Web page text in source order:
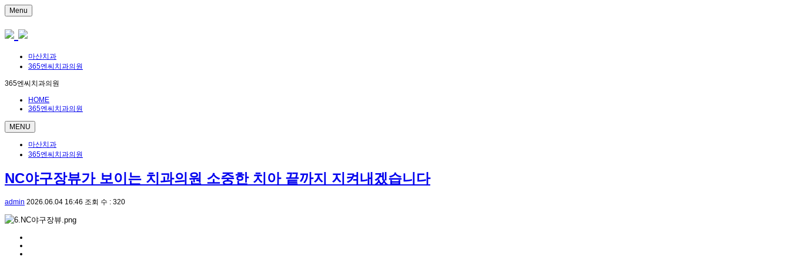
Menu
마산치과
365엔씨치과의원
365엔씨치과의원
HOME
365엔씨치과의원
MENU
마산치과
365엔씨치과의원
NC야구장뷰가 보이는 치과의원 소중한 치아 끝까지 지켜내겠습니다
admin 2026.06.04 16:46 조회 수 : 320